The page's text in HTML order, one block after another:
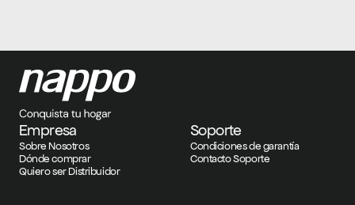
Empresa
Sobre Nosotros
Dónde comprar
Quiero ser Distribuidor
Soporte
Condiciones de garantía
Contacto Soporte